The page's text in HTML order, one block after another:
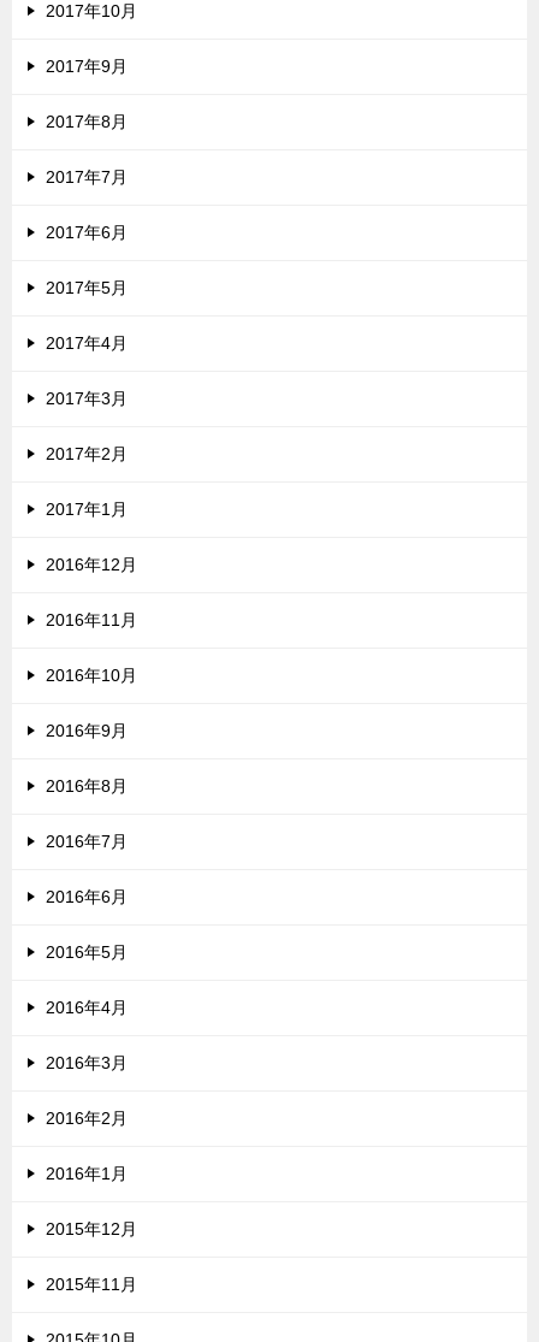
2017年10月
2017年9月
2017年8月
2017年7月
2017年6月
2017年5月
2017年4月
2017年3月
2017年2月
2017年1月
2016年12月
2016年11月
2016年10月
2016年9月
2016年8月
2016年7月
2016年6月
2016年5月
2016年4月
2016年3月
2016年2月
2016年1月
2015年12月
2015年11月